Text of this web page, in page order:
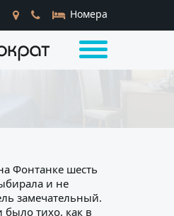
Номера
Фонтанке шесть
и не
замечательный.
было тихо, как в